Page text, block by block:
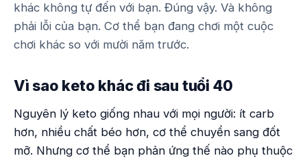
khác không tự đến với bạn. Đúng vậy. Và không
phải lỗi của bạn. Cơ thể bạn đang chơi một cuộc
chơi khác so với mười năm trước.
Vì sao keto khác đi sau tuổi 40
Nguyên lý keto giống nhau với mọi người: ít carb
hơn, nhiều chất béo hơn, cơ thể chuyển sang đốt
mỡ. Nhưng cơ thể bạn phản ứng thế nào phụ thuộc